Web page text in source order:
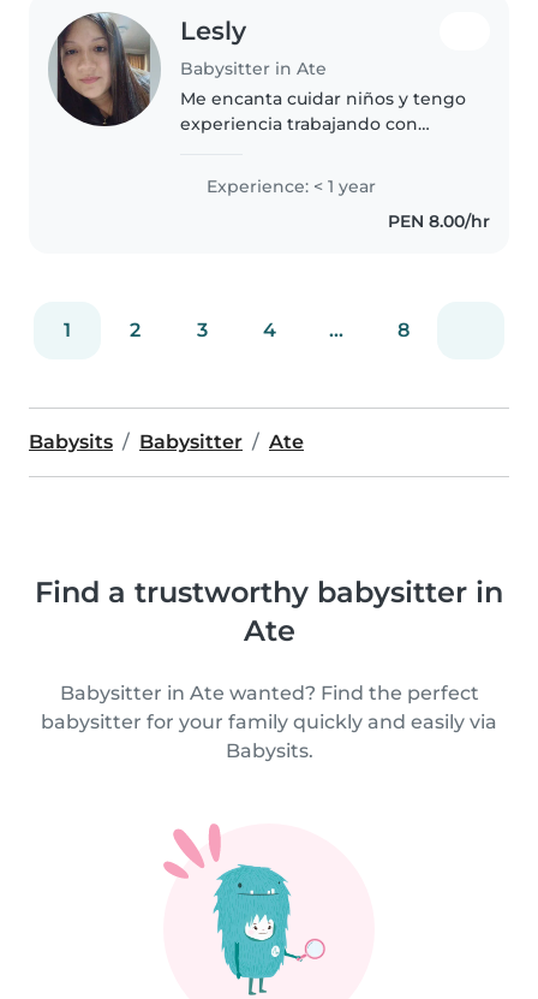
Lesly
Babysitter in Ate
Me encanta cuidar niños y tengo
experiencia trabajando con
amigable y entusiasta. Me
destaco en manualidades y me
siento cómoda ayudando con las
Experience: < 1 year
PEN 8.00/hr
1 2 3 4 ... 8
Babysits Babysitter Ate
Find a trustworthy babysitter in
Ate
Babysitter in Ate wanted? Find the perfect
babysitter for your family quickly and easily via
Babysits.